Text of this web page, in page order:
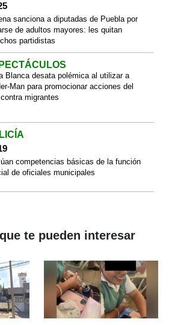
sanciona a diputadas de Puebla por
de adultos mayores: les quitan
partidistas
Blanca desata polémica al utilizar a
Man para promocionar acciones del
contra migrantes
competencias básicas de la función
de oficiales municipales
te pueden interesar